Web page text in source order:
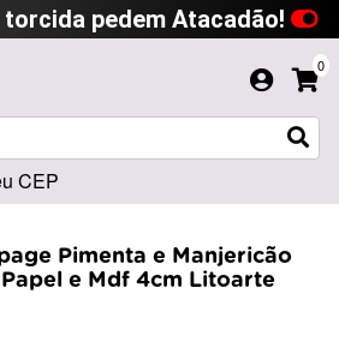
torcida pedem Atacadão!
0
CEP
Pimenta e Manjericão
e Mdf 4cm Litoarte